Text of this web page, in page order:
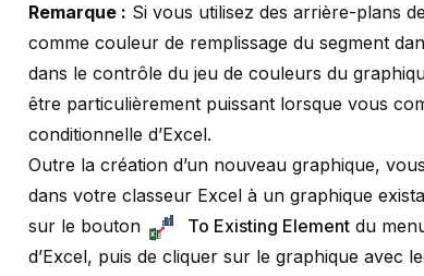
Remarque : Si vous utilisez des arrière-plans
comme couleur de remplissage du segment
dans le contrôle du jeu de couleurs du
être particulièrement puissant lorsque vous
conditionnelle d’Excel.
Outre la création d’un nouveau graphique,
dans votre classeur Excel à un graphique
sur le bouton
To Existing Element du
d’Excel, puis de cliquer sur le graphique avec